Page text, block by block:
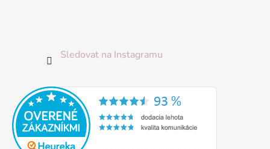
Sledovat na Instagramu